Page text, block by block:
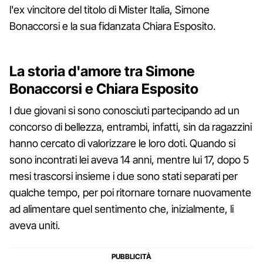
l'ex vincitore del titolo di Mister Italia, Simone
Bonaccorsi e la sua fidanzata Chiara Esposito.
La storia d'amore tra Simone
Bonaccorsi e Chiara Esposito
I due giovani si sono conosciuti partecipando ad un
concorso di bellezza, entrambi, infatti, sin da ragazzini
hanno cercato di valorizzare le loro doti. Quando si
sono incontrati lei aveva 14 anni, mentre lui 17, dopo 5
mesi trascorsi insieme i due sono stati separati per
qualche tempo, per poi ritornare tornare nuovamente
ad alimentare quel sentimento che, inizialmente, li
aveva uniti.